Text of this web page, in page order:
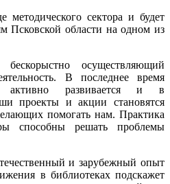
методического сектора и будет
Псковской области на одном из
осуществляющий
В последнее время
активно развивается и в
проекты и акции становятся
помогать нам. Практика
способны решать проблемы
и за­ру­беж­ный опыт
в биб­лио­те­ках подскажет